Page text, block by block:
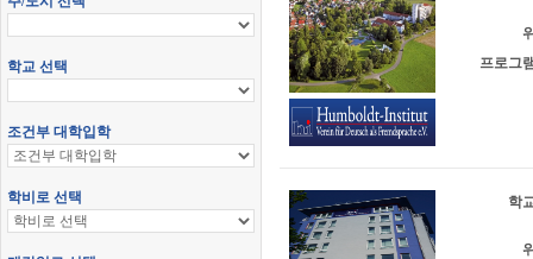
프로그
학